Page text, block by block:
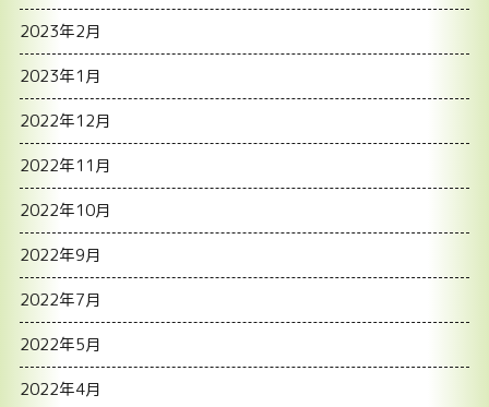
2023年2月
2023年1月
2022年12月
2022年11月
2022年10月
2022年9月
2022年7月
2022年5月
2022年4月